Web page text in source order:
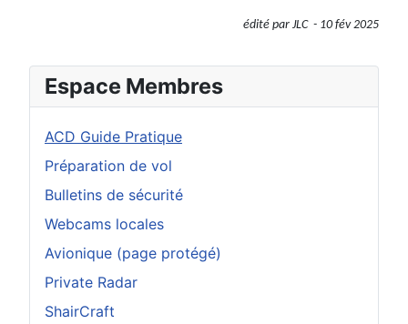
Espace Membres
ACD Guide Pratique
Préparation de vol
Bulletins de sécurité
Webcams locales
Avionique (page protégé)
Private Radar
ShairCraft
édité par JLC - 10 fév 2025